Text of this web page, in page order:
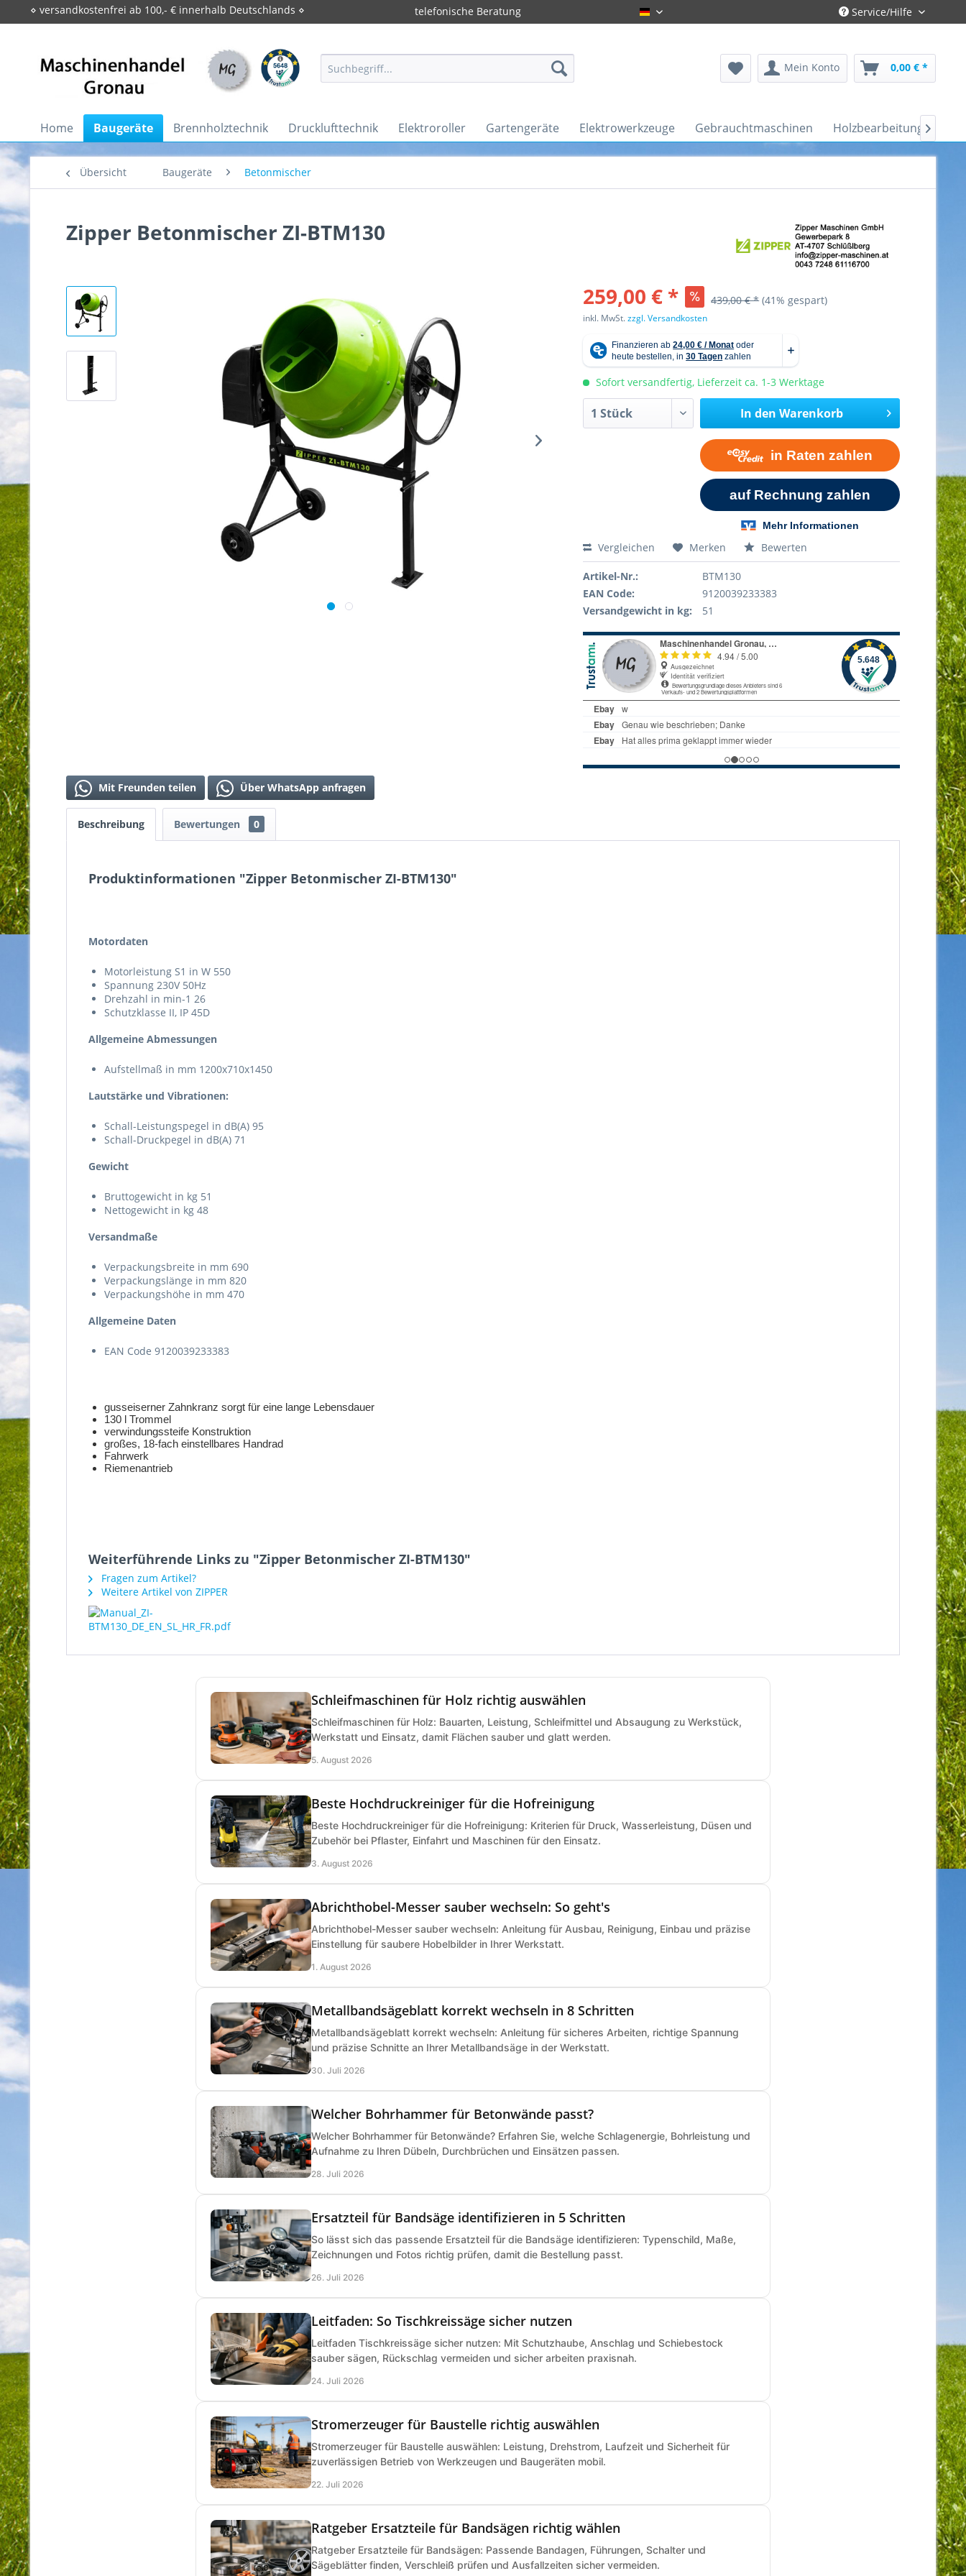
⋄ versandkostenfrei ab 100,- € innerhalb Deutschlands ⋄ telefonische Beratung Gronau-Deutsch Service/Hilfe
Mein Konto 0,00 € *
Home Baugeräte Brennholztechnik Drucklufttechnik Elektroroller Gartengeräte Elektrowerkzeuge Gebrauchtmaschinen Holzbearbeitung 
Übersicht Baugeräte Betonmischer
Zipper Betonmischer ZI-BTM130
259,00 € * 439,00 € * (41% gespart)
inkl. MwSt.zzgl. Versandkosten
Sofort versandfertig, Lieferzeit ca. 1-3 Werktage
In den Warenkorb
Vergleichen Merken Bewerten
Artikel-Nr.:
BTM130
EAN Code:
9120039233383
Versandgewicht in kg:
51
Mit Freunden teilen Über WhatsApp anfragen
Beschreibung Bewertungen 0
Produktinformationen "Zipper Betonmischer ZI-BTM130"
Motordaten
Motorleistung S1 in W 550
Spannung 230V 50Hz
Drehzahl in min-1 26
Schutzklasse II, IP 45D
Allgemeine Abmessungen
Aufstellmaß in mm 1200x710x1450
Lautstärke und Vibrationen:
Schall-Leistungspegel in dB(A) 95
Schall-Druckpegel in dB(A) 71
Gewicht
Bruttogewicht in kg 51
Nettogewicht in kg 48
Versandmaße
Verpackungsbreite in mm 690
Verpackungslänge in mm 820
Verpackungshöhe in mm 470
Allgemeine Daten
EAN Code 9120039233383
gusseiserner Zahnkranz sorgt für eine lange Lebensdauer
130 l Trommel
verwindungssteife Konstruktion
großes, 18-fach einstellbares Handrad
Fahrwerk
Riemenantrieb
Weiterführende Links zu "Zipper Betonmischer ZI-BTM130"
Fragen zum Artikel?
Weitere Artikel von ZIPPER
Schleifmaschinen für Holz richtig auswählen
Schleifmaschinen für Holz: Bauarten, Leistung, Schleifmittel und Absaugung zu Werkstück,
Werkstatt und Einsatz, damit Flächen sauber und glatt werden.
5. August 2026
Beste Hochdruckreiniger für die Hofreinigung
Beste Hochdruckreiniger für die Hofreinigung: Kriterien für Druck, Wasserleistung, Düsen und
Zubehör bei Pflaster, Einfahrt und Maschinen für den Einsatz.
3. August 2026
Abrichthobel-Messer sauber wechseln: So geht's
Abrichthobel-Messer sauber wechseln: Anleitung für Ausbau, Reinigung, Einbau und präzise
Einstellung für saubere Hobelbilder in Ihrer Werkstatt.
1. August 2026
Metallbandsägeblatt korrekt wechseln in 8 Schritten
Metallbandsägeblatt korrekt wechseln: Anleitung für sicheres Arbeiten, richtige Spannung
und präzise Schnitte an Ihrer Metallbandsäge in der Werkstatt.
30. Juli 2026
Welcher Bohrhammer für Betonwände passt?
Welcher Bohrhammer für Betonwände? Erfahren Sie, welche Schlagenergie, Bohrleistung und
Aufnahme zu Ihren Dübeln, Durchbrüchen und Einsätzen passen.
28. Juli 2026
Ersatzteil für Bandsäge identifizieren in 5 Schritten
So lässt sich das passende Ersatzteil für die Bandsäge identifizieren: Typenschild, Maße,
Zeichnungen und Fotos richtig prüfen, damit die Bestellung passt.
26. Juli 2026
Leitfaden: So Tischkreissäge sicher nutzen
Leitfaden Tischkreissäge sicher nutzen: Mit Schutzhaube, Anschlag und Schiebestock
sauber sägen, Rückschlag vermeiden und sicher arbeiten praxisnah.
24. Juli 2026
Stromerzeuger für Baustelle richtig auswählen
Stromerzeuger für Baustelle auswählen: Leistung, Drehstrom, Laufzeit und Sicherheit für
zuverlässigen Betrieb von Werkzeugen und Baugeräten mobil.
22. Juli 2026
Ratgeber Ersatzteile für Bandsägen richtig wählen
Ratgeber Ersatzteile für Bandsägen: Passende Bandagen, Führungen, Schalter und
Sägeblätter finden, Verschleiß prüfen und Ausfallzeiten sicher vermeiden.